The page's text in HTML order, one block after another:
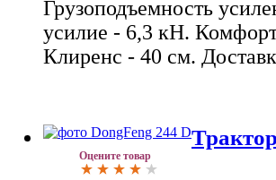
Грузоподъемность
усилие - 6,3 кН.
Клиренс - 40 см.
Оцените товар